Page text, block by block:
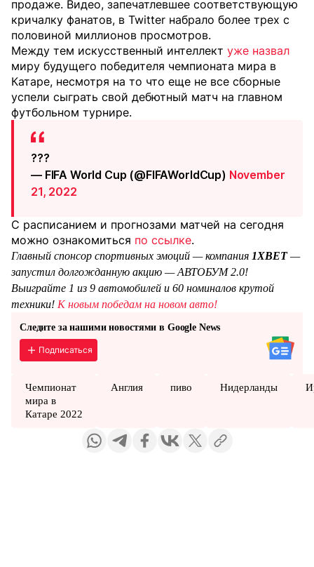
продаже. Видео, запечатлевшее соответствующую
кричалку фанатов, в Twitter набрало более трех с
половиной миллионов просмотров.
Между тем искусственный интеллект уже назвал
миру будущего победителя чемпионата мира в
Катаре, несмотря на то что еще не все сборные
успели сыграть свой дебютный матч на главном
футбольном турнире.
???
— FIFA World Cup (@FIFAWorldCup) November
21, 2022
С расписанием и прогнозами матчей на сегодня
можно ознакомиться по ссылке.
Главный спонсор спортивных эмоций — компания 1XBET —
запустил долгожданную акцию — АВТОБУМ 2.0!
Выиграйте 1 из 9 автомобилей и 60 номиналов крутой
техники! К новым победам на новом авто!
Следите за нашими новостями в Google News
Подписаться
Чемпионат
мира в
Катаре 2022
Англия пиво Нидерланды